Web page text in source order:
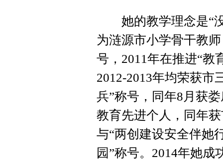
她的教学理念是“没
为涟源市小学骨干教
号，2011年在推进“教
2012-2013年均荣获市
兵”称号，同年8月获
教育先进个人，同年
与“两创建设安全伴她
园”称号。2014年她成